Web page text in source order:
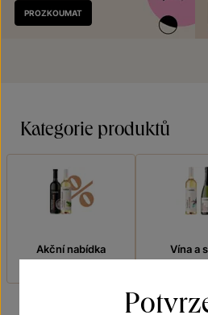
Nově
v prodeji
PROZKOUMAT
Kategorie produktů
Akční nabídka Vína a